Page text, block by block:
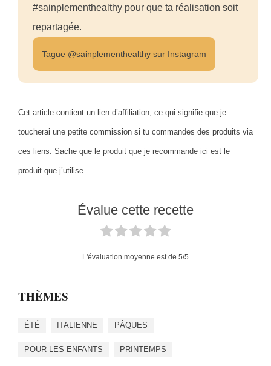
#sainplementhealthy pour que ta réalisation soit
repartagée.
Tague @sainplementhealthy sur Instagram
Cet article contient un lien d’affiliation, ce qui signifie que je
toucherai une petite commission si tu commandes des produits via
ces liens. Sache que le produit que je recommande ici est le
produit que j’utilise.
Évalue cette recette
L'évaluation moyenne est de 5/5
THÈMES
ÉTÉ ITALIENNE PÂQUES
POUR LES ENFANTS PRINTEMPS